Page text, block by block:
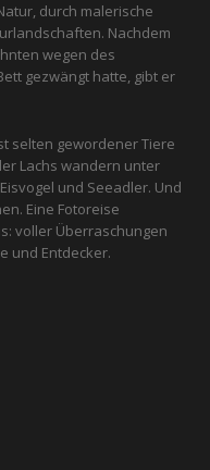
durch malerische
Nachdem
wegen des
gezwängt hatte, gibt er
selten gewordener Tiere
Lachs wandern unter
und See­adler. Und
Eine Fotoreise
voller Überraschungen
und Entdecker.